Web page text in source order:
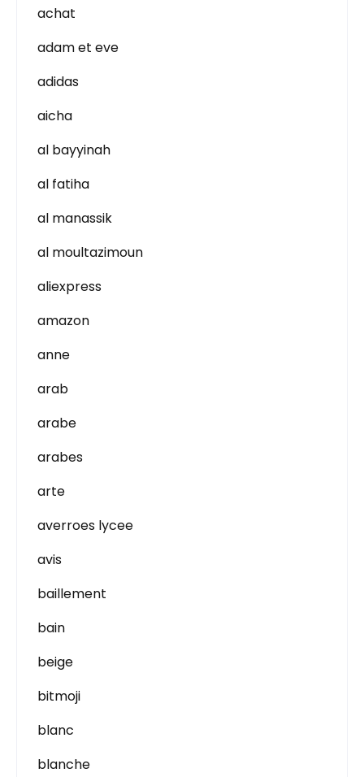
achat
adam et eve
adidas
aicha
al bayyinah
al fatiha
al manassik
al moultazimoun
aliexpress
amazon
anne
arab
arabe
arabes
arte
averroes lycee
avis
baillement
bain
beige
bitmoji
blanc
blanche